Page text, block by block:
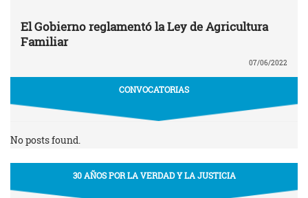
El Gobierno reglamentó la Ley de Agricultura
Familiar
07/06/2022
CONVOCATORIAS
No posts found.
30 AÑOS POR LA VERDAD Y LA JUSTICIA